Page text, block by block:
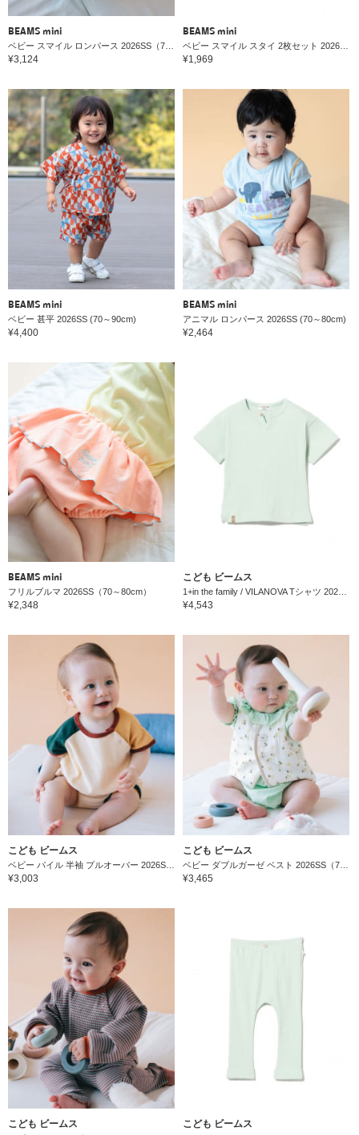
BEAMS mini
¥3,124
BEAMS mini
¥1,969
BEAMS mini
ベビー 甚平 2026SS (70～90cm)
¥4,400
BEAMS mini
アニマル ロンパース 2026SS (70～80cm)
¥2,464
BEAMS mini
フリルブルマ 2026SS（70～80cm）
¥2,348
こども ビームス
1+in the family / VILANOVA Tシャツ 2026SS（6ヵ月～2才）
¥4,543
こども ビームス
¥3,003
こども ビームス
¥3,465
こども ビームス
こども ビームス